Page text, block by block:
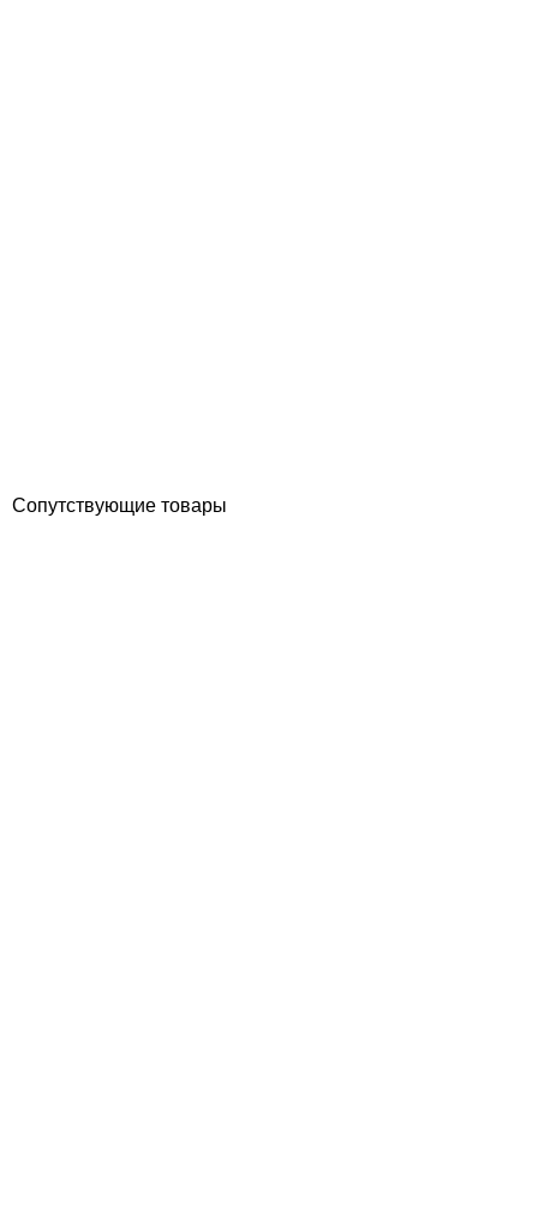
Сопутствующие товары